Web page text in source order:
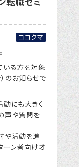
様へ
ココクマ
いる方を対象
のお知らせで
にも大きく
声や質問を
や活動を進
ーン者向けオ